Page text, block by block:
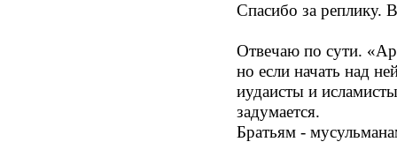
Спасибо за реплику.
Отвечаю по сути.
но если начать над
иудаисты и
задумается.
Братьям -